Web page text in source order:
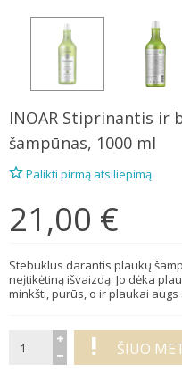
INOAR Stiprinantis ir
šampūnas, 1000 ml
Palikti pirmą atsiliepimą
21,00 €
Stebuklus darantis plaukų
neįtikėtiną išvaizdą. Jo dėka
minkšti, purūs, o ir plaukai augs
ŠIUO